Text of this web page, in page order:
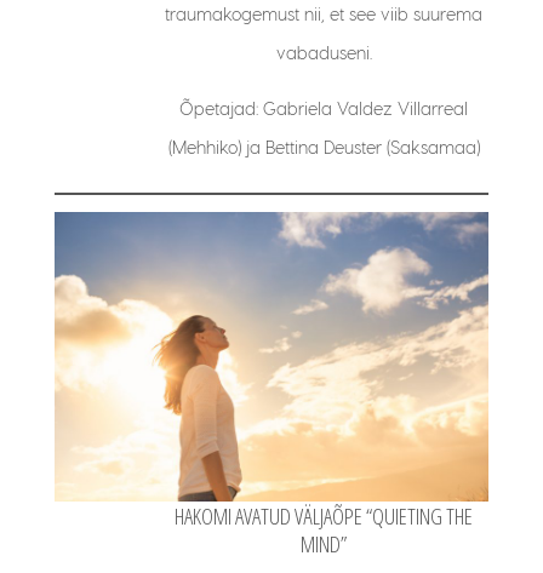
traumakogemust nii, et see viib suurema
vabaduseni.
Õpetajad: Gabriela Valdez Villarreal
(Mehhiko) ja Bettina Deuster (Saksamaa)
HAKOMI AVATUD VÄLJAÕPE “QUIETING THE
MIND”